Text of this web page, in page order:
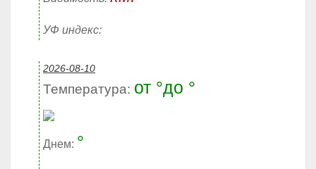
УФ индекс:
2026-08-10
Температура: от °до °
Днем: °